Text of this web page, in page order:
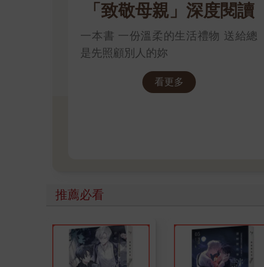
「致敬母親」深度閱讀
一本書 一份溫柔的生活禮物 送給總
是先照顧別人的妳
看更多
推薦必看